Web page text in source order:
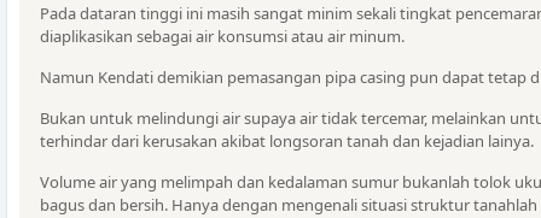
Pada dataran tinggi ini masih sangat minim sekali tingkat
diaplikasikan sebagai air konsumsi atau air minum.
Namun Kendati demikian pemasangan pipa casing pun dapat tetap
Bukan untuk melindungi air supaya air tidak tercemar, melainkan
terhindar dari kerusakan akibat longsoran tanah dan kejadian lainya.
Volume air yang melimpah dan kedalaman sumur bukanlah tolok
bagus dan bersih. Hanya dengan mengenali situasi struktur